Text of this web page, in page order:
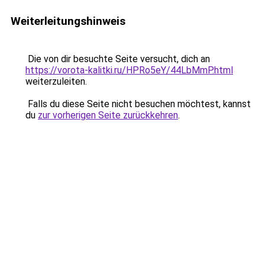
Weiterleitungshinweis
Die von dir besuchte Seite versucht, dich an
https://vorota-kalitki.ru/HPRo5eY/44LbMmP.html
weiterzuleiten.
Falls du diese Seite nicht besuchen möchtest, kannst
du zur vorherigen Seite zurückkehren.